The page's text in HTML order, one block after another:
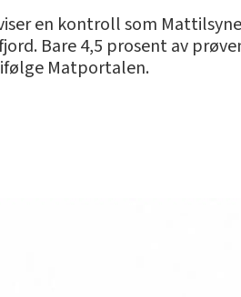
en kontroll som
Bare 4,5 prosent av
Matportalen.